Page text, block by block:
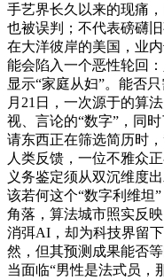
手艺界长久以来的现痛
也被误判；不代表磅礴
在大洋彼岸的美国，业
能会陷入一个恶性轮回
显示“家庭从妇”。能否
月21日，一次源于的算
视、言论的“数字”，同
请东西正在筛选简历时
人类反馈，一位不雅众
义务鉴定须从双沉维度
该若何这个“数字利维坦
角落，算法城市照实反
消弭AI，却为科技界留
然，但其预测成果能否
当面临“男性是法式员，